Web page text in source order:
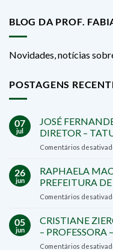
BLOG DA PROF.
Novidades, notícias
POSTAGENS
07
jul
JOSÉ
DIRETOR –
Comentários
26
jun
RAPHAELA
PREFEITURA
Comentários
05
jun
CRISTIANE
– PROFESSORA
Comentários